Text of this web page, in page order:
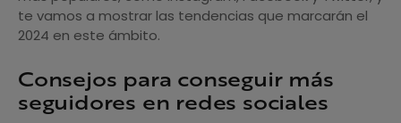
te vamos a mostrar las tendencias que marcarán el
2024 en este ámbito.
Consejos para conseguir más
seguidores en redes sociales